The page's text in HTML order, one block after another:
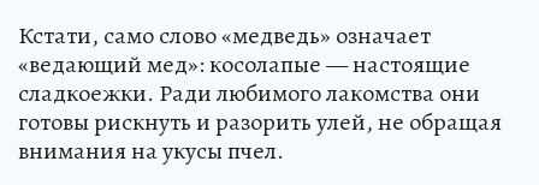
Кстати, само слово «медведь» означает
«ведающий мед»: косолапые — настоящие
сладкоежки. Ради любимого лакомства они
готовы рискнуть и разорить улей, не обращая
внимания на укусы пчел.